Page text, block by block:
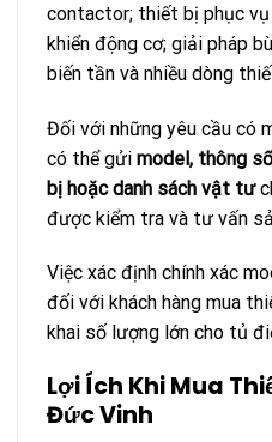
contactor; thiết bị phục
khiển động cơ; giải pháp
biến tần và nhiều dòng
Đối với những yêu cầu có
có thể gửi model, thông
bị hoặc danh sách vật tư
được kiểm tra và tư vấn
Việc xác định chính xác
đối với khách hàng mua
khai số lượng lớn cho tủ
Lợi Ích Khi Mua
Đức Vinh